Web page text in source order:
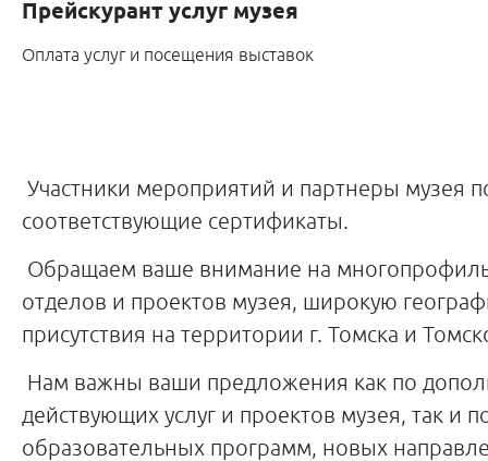
Прейскурант услуг музея
Оплата услуг и посещения выставок
Участники мероприятий и партнеры музея
соответствующие сертификаты.
Обращаем ваше внимание на
отделов и проектов музея, широкую
присутствия на территории г. Томска и
Нам важны ваши предложения как по
действующих услуг и проектов музея, так и
образовательных программ, новых